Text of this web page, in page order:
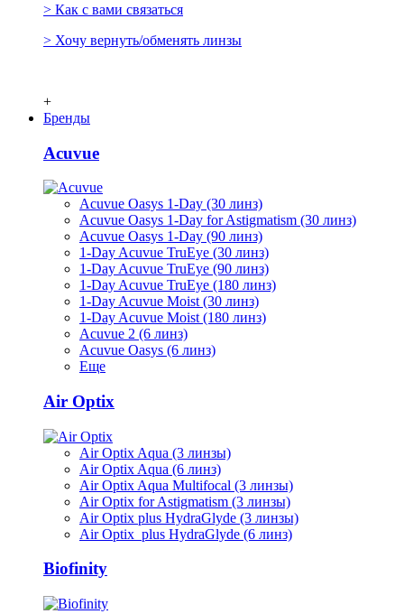
> Как с вами связаться
> Хочу вернуть/обменять линзы
+
Бренды
Acuvue
Acuvue Oasys 1-Day (30 линз)
Acuvue Oasys 1-Day for Astigmatism (30 линз)
Acuvue Oasys 1-Day (90 линз)
1-Day Acuvue TruEye (30 линз)
1-Day Acuvue TruEye (90 линз)
1-Day Acuvue TruEye (180 линз)
1-Day Acuvue Moist (30 линз)
1-Day Acuvue Moist (180 линз)
Acuvue 2 (6 линз)
Acuvue Oasys (6 линз)
Еще
Air Optix
Air Optix Aqua (3 линзы)
Air Optix Aqua (6 линз)
Air Optix Aqua Multifocal (3 линзы)
Air Optix for Astigmatism (3 линзы)
Air Optix plus HydraGlyde (3 линзы)
Air Optix plus HydraGlyde (6 линз)
Biofinity